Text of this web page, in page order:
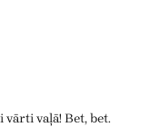
vaļā! Bet, bet.